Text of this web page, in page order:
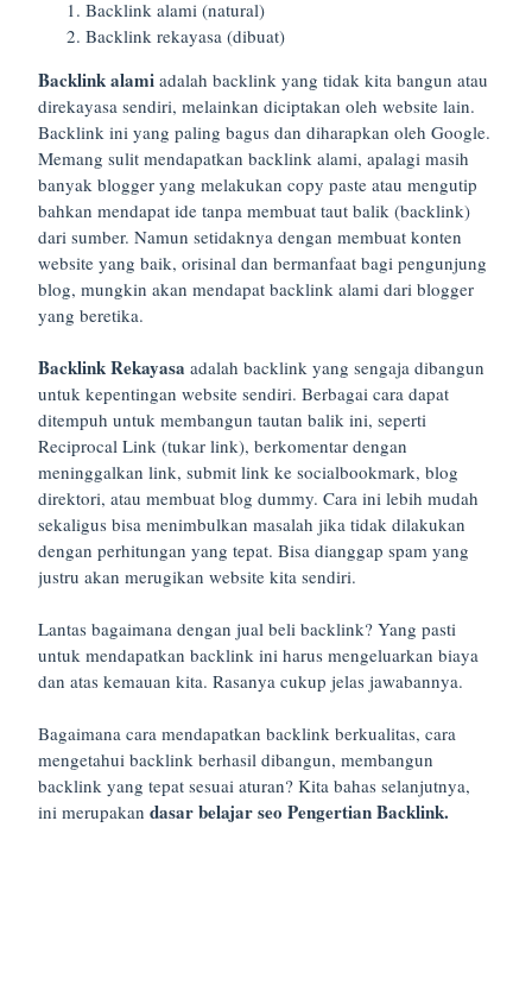
Backlink alami (natural)
Backlink rekayasa (dibuat)
Backlink alami adalah backlink yang tidak kita bangun atau
direkayasa sendiri, melainkan diciptakan oleh website lain.
Backlink ini yang paling bagus dan diharapkan oleh Google.
Memang sulit mendapatkan backlink alami, apalagi masih
banyak blogger yang melakukan copy paste atau mengutip
bahkan mendapat ide tanpa membuat taut balik (backlink)
dari sumber. Namun setidaknya dengan membuat konten
website yang baik, orisinal dan bermanfaat bagi pengunjung
blog, mungkin akan mendapat backlink alami dari blogger
yang beretika.
Backlink Rekayasa adalah backlink yang sengaja dibangun
untuk kepentingan website sendiri. Berbagai cara dapat
ditempuh untuk membangun tautan balik ini, seperti
Reciprocal Link (tukar link), berkomentar dengan
meninggalkan link, submit link ke socialbookmark, blog
direktori, atau membuat blog dummy. Cara ini lebih mudah
sekaligus bisa menimbulkan masalah jika tidak dilakukan
dengan perhitungan yang tepat. Bisa dianggap spam yang
justru akan merugikan website kita sendiri.
Lantas bagaimana dengan jual beli backlink? Yang pasti
untuk mendapatkan backlink ini harus mengeluarkan biaya
dan atas kemauan kita. Rasanya cukup jelas jawabannya.
Bagaimana cara mendapatkan backlink berkualitas, cara
mengetahui backlink berhasil dibangun, membangun
backlink yang tepat sesuai aturan? Kita bahas selanjutnya,
ini merupakandasar belajar seo Pengertian Backlink.